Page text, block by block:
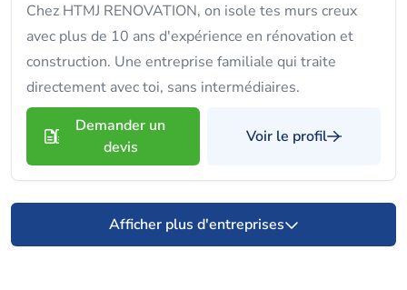
Chez HTMJ RENOVATION, on isole tes murs creux
avec plus de 10 ans d'expérience en rénovation et
construction. Une entreprise familiale qui traite
directement avec toi, sans intermédiaires.
Demander un
devis
Voir le profil
Afficher plus d'entreprises